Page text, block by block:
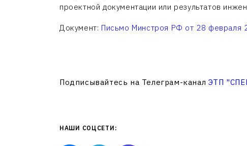
проектной документации или результатов
Документ: Письмо Минстроя РФ от 28
Подписывайтесь на Телеграм-канал ЭТП
НАШИ СОЦСЕТИ: